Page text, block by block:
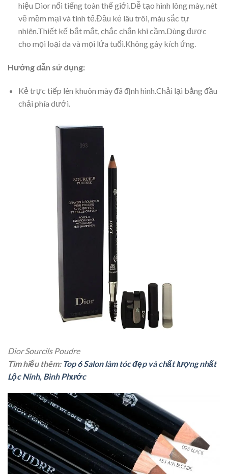
hiệu Dior nổi tiếng toàn thế giới.Dễ tạo hình lông mày, nét
vẽ mềm mại và tinh tế.Đầu kẻ lâu trôi, màu sắc tự
nhiên.Thiết kế bắt mắt, chắc chắn khi cầm.Dùng được
cho mọi loại da và mọi lứa tuổi.Không gây kích ứng.
Hướng dẫn sử dụng:
Kẻ trực tiếp lên khuôn mày đã định hình.Chải lại bằng đầu
chải phía dưới.
Dior Sourcils Poudre
Tìm hiểu thêm: Top 6 Salon làm tóc đẹp và chất lượng nhất
Lộc Ninh, Bình Phước